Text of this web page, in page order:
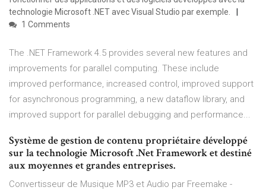
technologie Microsoft .NET avec Visual Studio par exemple.
1 Comments
The .NET Framework 4.5 provides several new features and
improvements for parallel computing. These include
improved performance, increased control, improved support
for asynchronous programming, a new dataflow library, and
improved support for parallel debugging and performance...
Système de gestion de contenu propriétaire développé
sur la technologie Microsoft .Net Framework et destiné
aux moyennes et grandes entreprises.
Convertisseur de Musique MP3 et Audio par Freemake -